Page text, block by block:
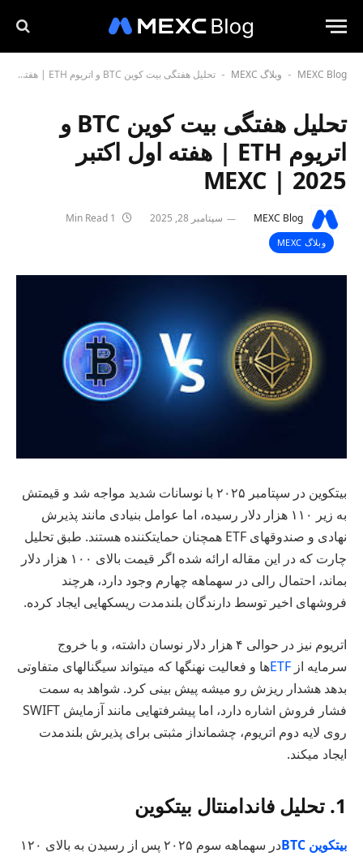
MEXC Blog
- وبلاگ MEXC - تحلیل هفتگی بیت کوین BTC و اتریوم ETH | هفته اول اکتبر 2025 | MEXC
تحلیل هفتگی بیت کوین BTC و
اتریوم ETH | هفته اول اکتبر
2025 | MEXC
MEXC Blog سپتامبر 28, 2025
وبلاگ MEXC
بیتکوین در سپتامبر ۲۰۲۵ با نوسانات شدید مواجه شد و قیمتش
به زیر ۱۱۰ هزار دلار رسیده، اما عوامل بنیادی مانند پذیرش
نهادی و صندوقهای ETF همچنان حمایتکننده هستند. طبق تحلیل
چارت که در این مقاله ارائه شده اگر قیمت بالای ۱۰۰ هزار دلار
بماند، احتمال رالی در سهماهه چهارم وجود دارد، هرچند
فروشهای اخیر توسط دارندگان بلندمدت ریسکهایی ایجاد کرده.
اتریوم نیز در حوالی ۴ هزار دلار نوسان داشته، و با خروج
سرمایه از ETFها و فعالیت نهنگها که میتواند سیگنالهای متفاوتی
بدهد هشدار ریزش رو میشه پیش بینی کرد. شواهد به سمت
فشار فروش اشاره دارد، اما پیشرفتهایی مانند آزمایش SWIFT
روی لایه دوم اتریوم، چشمانداز مثبتی برای پذیرش بلندمدت
ایجاد میکند.
1. تحلیل فاندامنتال بیتکوین
بیتکوین BTC
در سهماهه سوم ۲۰۲۵ پس از رسیدن به بالای ۱۲۰